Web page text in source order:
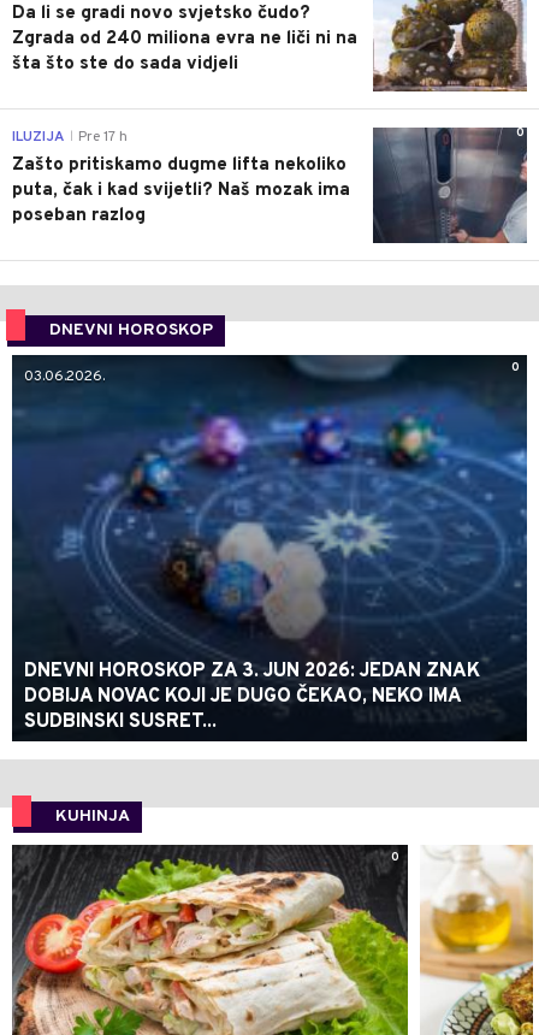
Da li se gradi novo svjetsko čudo?
Zgrada od 240 miliona evra ne liči ni na
šta što ste do sada vidjeli
0
ILUZIJA Pre 17 h
Zašto pritiskamo dugme lifta nekoliko
puta, čak i kad svijetli? Naš mozak ima
poseban razlog
DNEVNI HOROSKOP
0
03.06.2026.
DNEVNI HOROSKOP ZA 3. JUN 2026: JEDAN ZNAK
DOBIJA NOVAC KOJI JE DUGO ČEKAO, NEKO IMA
SUDBINSKI SUSRET...
KUHINJA
0